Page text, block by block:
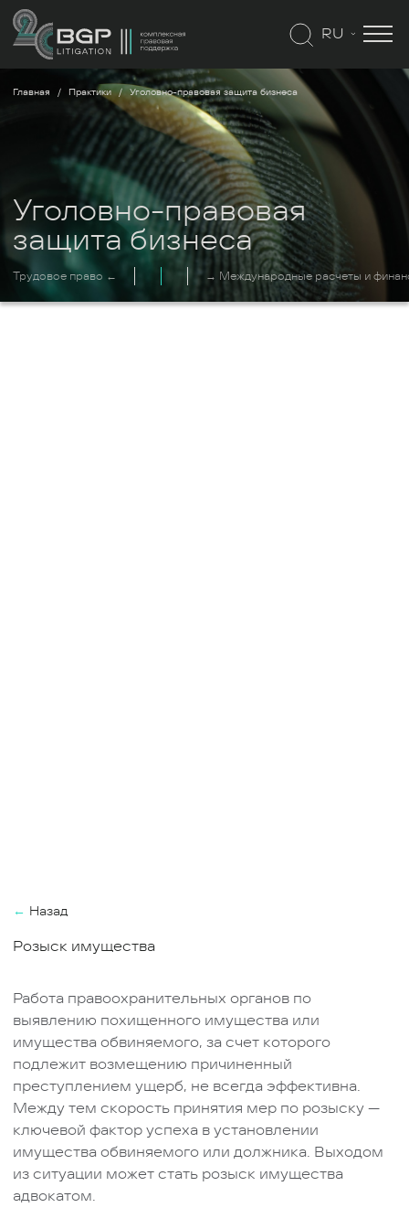
RU
Главная Практики Уголовно-правовая защита бизнеса
Уголовно-правовая
защита бизнеса
Трудовое право ← → Международные расчеты и
← Назад
Розыск имущества
Работа правоохранительных органов по
выявлению похищенного имущества или
имущества обвиняемого, за счет которого
подлежит возмещению причиненный
преступлением ущерб, не всегда эффективна.
Между тем скорость принятия мер по розыску —
ключевой фактор успеха в установлении
имущества обвиняемого или должника. Выходом
из ситуации может стать розыск имущества
адвокатом.